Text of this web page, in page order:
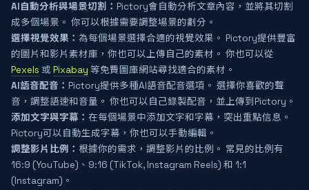
AI自動分析與場景切割： Pictory會自動分析文章內容，並將其切割
成多個場景。 你可以根據需要調整場景的劃分。
選擇視覺效果： 為每個場景選擇合適的視覺效果。 Pictory提供豐富
的圖片和影片素材庫，你也可以上傳自己的素材。 你也可以從
Pexels 或 Pixabay 等免費圖庫網站尋找適合的素材。
AI語音配音： Pictory提供多種AI語音配音選項。 選擇你喜歡的聲
音，調整語速和音量。 你也可以自己錄製配音，並上傳到Pictory。
添加文字與字幕： 在每個場景中添加文字和字幕，突出重點信息。
Pictory可以自動生成字幕，你也可以手動編輯。
調整影片比例： 根據你的需求，調整影片的比例。 常見的比例有
16:9 (YouTube)、9:16 (TikTok, Instagram Reels) 和 1:1
(Instagram)。